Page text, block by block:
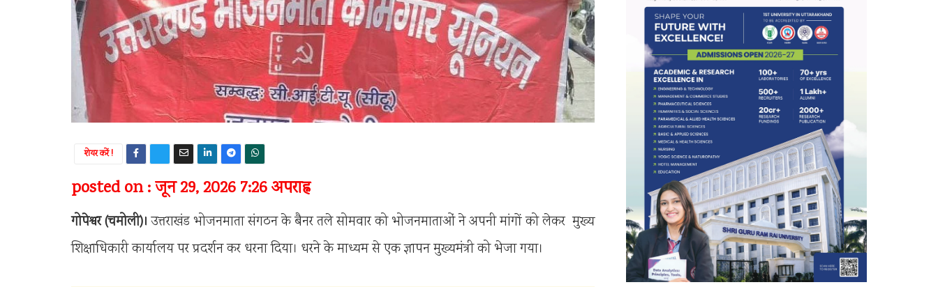
शेयर करें !
posted on : जून 29, 2026 7:26 अपराह्न
गोपेश्वर (चमोली)। उत्तराखंड भोजनमाता संगठन के बैनर तले सोमवार को भोजनमाताओं ने अपनी मांगों को लेकर मुख्य
शिक्षाधिकारी कार्यालय पर प्रदर्शन कर धरना दिया। धरने के माध्यम से एक ज्ञापन मुख्यमंत्री को भेजा गया।